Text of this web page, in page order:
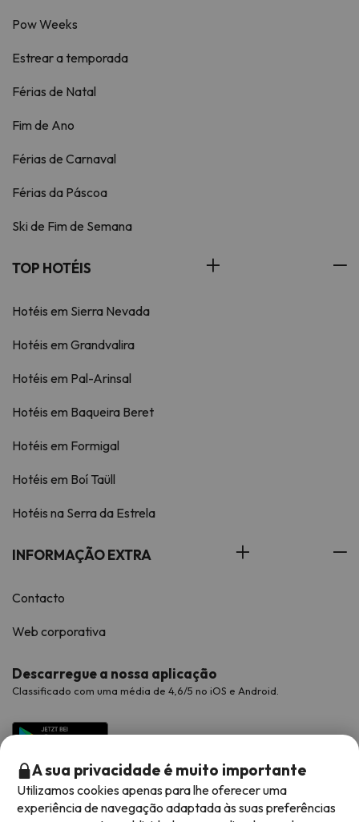
Pow Weeks
Estrear a temporada
Férias de Natal
Fim de Ano
Férias de Carnaval
Férias da Páscoa
Ski de Fim de Semana
TOP HOTÉIS
Hotéis em Sierra Nevada
Hotéis em Grandvalira
Hotéis em Pal-Arinsal
Hotéis em Baqueira Beret
Hotéis em Formigal
Hotéis em Boí Taüll
Hotéis na Serra da Estrela
INFORMAÇÃO EXTRA
Contacto
Web corporativa
Descarregue a nossa aplicação
Classificado com uma média de 4,6/5 no iOS e Android.
A sua privacidade é muito importante
Utilizamos cookies apenas para lhe oferecer uma
experiência de navegação adaptada às suas preferências